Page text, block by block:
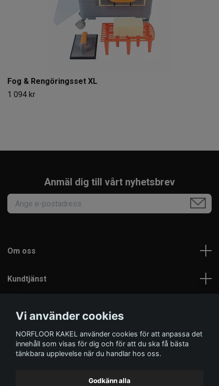
Fog & Rengöringsset XL
1 094 kr
Anmäl dig till vårt nyhetsbrev
Om oss
Kundtjänst
Sociala medier
Vi använder cookies
NORFLOOR KAKEL använder cookies för att anpassa det
innehåll som visas för dig och för att du ska få bästa
tänkbara upplevelse när du handlar hos oss.
Godkänn alla